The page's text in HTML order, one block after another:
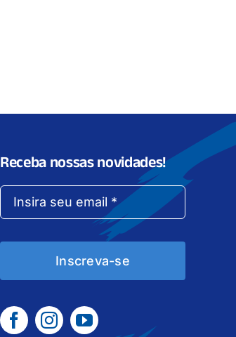
Receba nossas novidades!
Inscreva-se